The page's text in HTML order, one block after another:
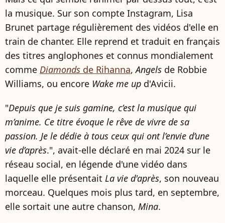
la musique. Sur son compte Instagram, Lisa
Brunet partage régulièrement des vidéos d'elle en
train de chanter. Elle reprend et traduit en français
des titres anglophones et connus mondialement
comme Diamonds de Rihanna,Angels de Robbie
Williams, ou encore Wake me up d'Avicii.
"Depuis que je suis gamine, c’est la musique qui
m’anime. Ce titre évoque le rêve de vivre de sa
passion. Je le dédie à tous ceux qui ont l’envie d’une
vie d’après.", avait-elle déclaré en mai 2024 sur le
réseau social, en légende d'une vidéo dans
laquelle elle présentait La vie d'après, son nouveau
morceau. Quelques mois plus tard, en septembre,
elle sortait une autre chanson, Mina.